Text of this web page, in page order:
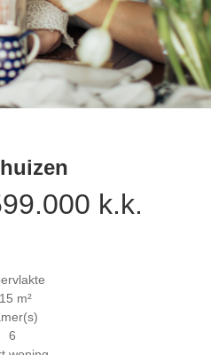
k.k.
m²
6